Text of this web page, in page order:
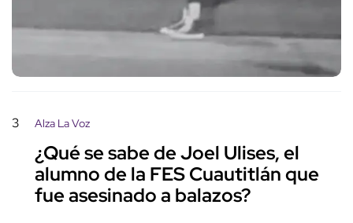
3 Alza La Voz
¿Qué se sabe de Joel Ulises, el
alumno de la FES Cuautitlán que
fue asesinado a balazos?